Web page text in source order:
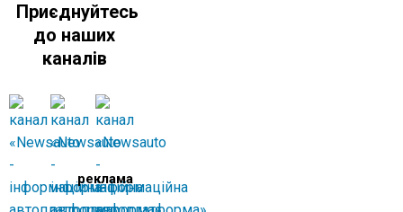
Приєднуйтесь
до наших
каналів
реклама